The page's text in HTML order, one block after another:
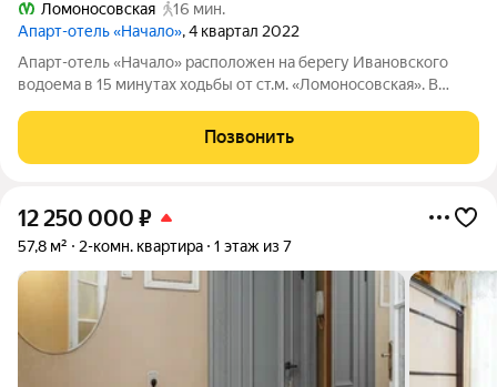
Ломоносовская
16 мин.
Апарт-отель «Начало», 4 квартал 2022
Апарт-отель «Начало» расположен на берегу Ивановского
водоема в 15 минутах ходьбы от ст.м. «Ломоносовская». В
ими, как считаете нужным: заселиться в них, сдавать в аренду
самому или с помощью
Позвонить
12 250 000 ₽
57,8 м² 2-комн. квартира 1 этаж из 7